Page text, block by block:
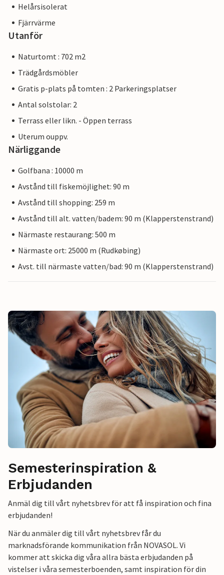
Helårsisolerat
Fjärrvärme
Utanför
Naturtomt : 702 m2
Trädgårdsmöbler
Gratis p-plats på tomten : 2 Parkeringsplatser
Antal solstolar: 2
Terrass eller likn. - Öppen terrass
Uterum ouppv.
Närliggande
Golfbana : 10000 m
Avstånd till fiskemöjlighet: 90 m
Avstånd till shopping: 259 m
Avstånd till alt. vatten/badem: 90 m (Klapperstenstrand)
Närmaste restaurang: 500 m
Närmaste ort: 25000 m (Rudkøbing)
Avst. till närmaste vatten/bad: 90 m (Klapperstenstrand)
Semesterinspiration &
Erbjudanden
Anmäl dig till vårt nyhetsbrev för att få inspiration och fina
erbjudanden!
När du anmäler dig till vårt nyhetsbrev får du
marknadsförande kommunikation från NOVASOL. Vi
kommer att skicka dig våra allra bästa erbjudanden på
vistelser i våra semesterboenden, samt inspiration för din